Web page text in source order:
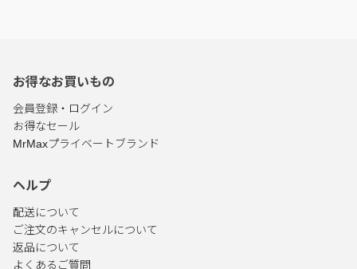
お得なお買いもの
会員登録・ログイン
お得なセール
MrMaxプライベートブランド
ヘルプ
配送について
ご注文のキャンセルについて
返品について
よくあるご質問